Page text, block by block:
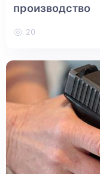
производство
20